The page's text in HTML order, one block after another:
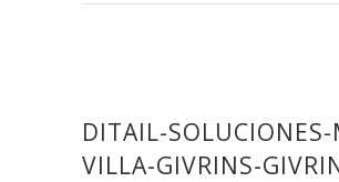
DITAIL-SOLUCIONES-
VILLA-GIVRINS-